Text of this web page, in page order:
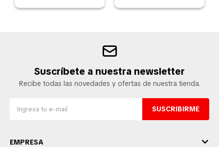
Suscríbete a nuestra newsletter
Recibe todas las novedades y ofertas de nuestra tienda.
SUSCRIBIRME
EMPRESA